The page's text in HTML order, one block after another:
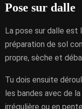
Pose sur dalle
La pose sur dalle est
préparation de sol
propre, sèche et
Tu dois ensuite
les bandes avec de
irrégulière ou en